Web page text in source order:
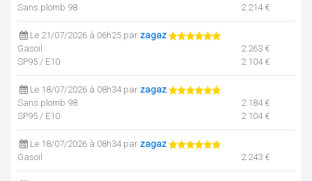
Sans plomb 98
2.214 €
Le 21/07/2026 à 06h25 par zagaz
Gasoil
2.263 €
SP95 / E10
2.104 €
Le 18/07/2026 à 08h34 par zagaz
Sans plomb 98
2.184 €
SP95 / E10
2.104 €
Le 18/07/2026 à 08h34 par zagaz
Gasoil
2.243 €